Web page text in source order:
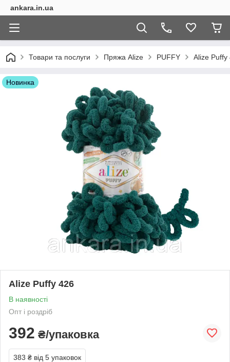
ankara.in.ua
Товари та послуги Пряжа Alize PUFFY Alize Puffy
Новинка
Alize Puffy 426
В наявності
Опт і роздріб
392 ₴/упаковка
383 ₴ від 5 упаковок